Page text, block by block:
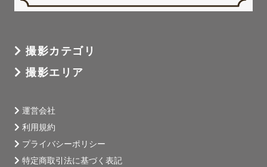
転勤族として千葉、富山、東京と
主人も朝から夜まで仕事で飲み会も多く
孤独にワンオペ育児をしていました😭
撮影カテゴリ
撮影エリア
運営会社
利用規約
プライバシーポリシー
特定商取引法に基づく表記